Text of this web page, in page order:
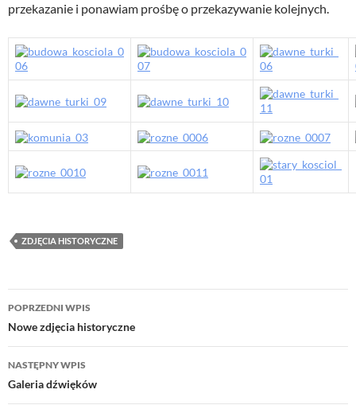
przekazanie i ponawiam prośbę o przekazywanie kolejnych.
ZDJĘCIA HISTORYCZNE
Nawigacja
wpisu
POPRZEDNI WPIS
Nowe zdjęcia historyczne
NASTĘPNY WPIS
Galeria dźwięków